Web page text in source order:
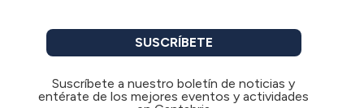
SUSCRÍBETE
Suscríbete a nuestro boletín de noticias y
entérate de los mejores eventos y actividades